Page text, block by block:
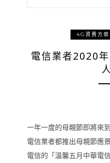
4G資費方案
電信業者2020
一年一度的母親節即將來
電信業者都推出母親節應
電信的「溫馨五月中華電